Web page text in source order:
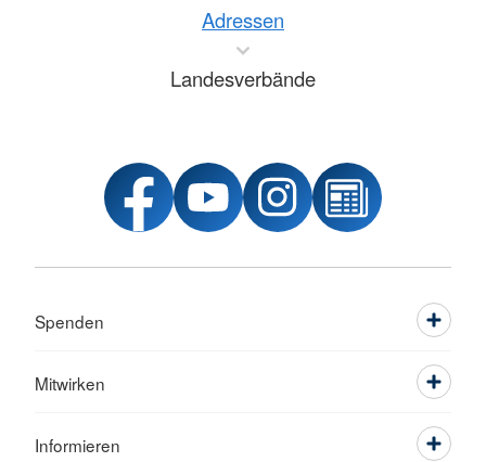
Adressen
Landesverbände
Spenden
Mitwirken
Informieren